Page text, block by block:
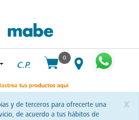
C.P.
0
x
y de terceros para ofrecerte una
de acuerdo a tus hábitos de